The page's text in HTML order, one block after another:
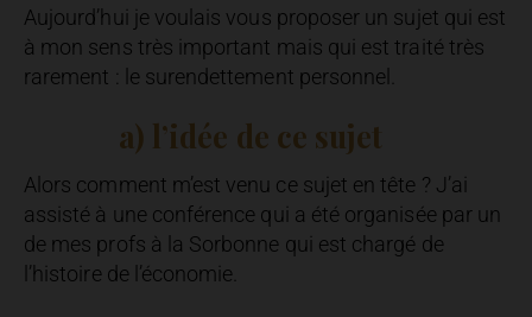
Aujourd’hui je voulais vous proposer un sujet qui est
à mon sens très important mais qui est traité très
rarement : le surendettement personnel.
a) l’idée de ce sujet
Alors comment m’est venu ce sujet en tête ? J’ai
assisté à une conférence qui a été organisée par un
de mes profs à la Sorbonne qui est chargé de
l’histoire de l’économie.